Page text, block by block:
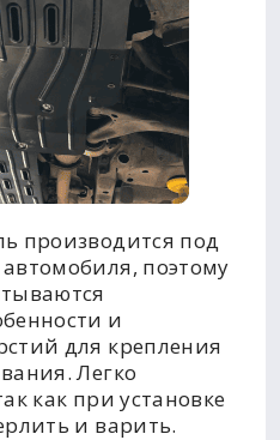
производится под
поэтому
и
для крепления
Легко
как при установке
и варить.